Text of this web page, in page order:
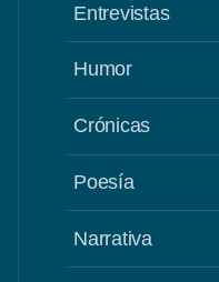
Entrevistas
Humor
Crónicas
Poesía
Narrativa